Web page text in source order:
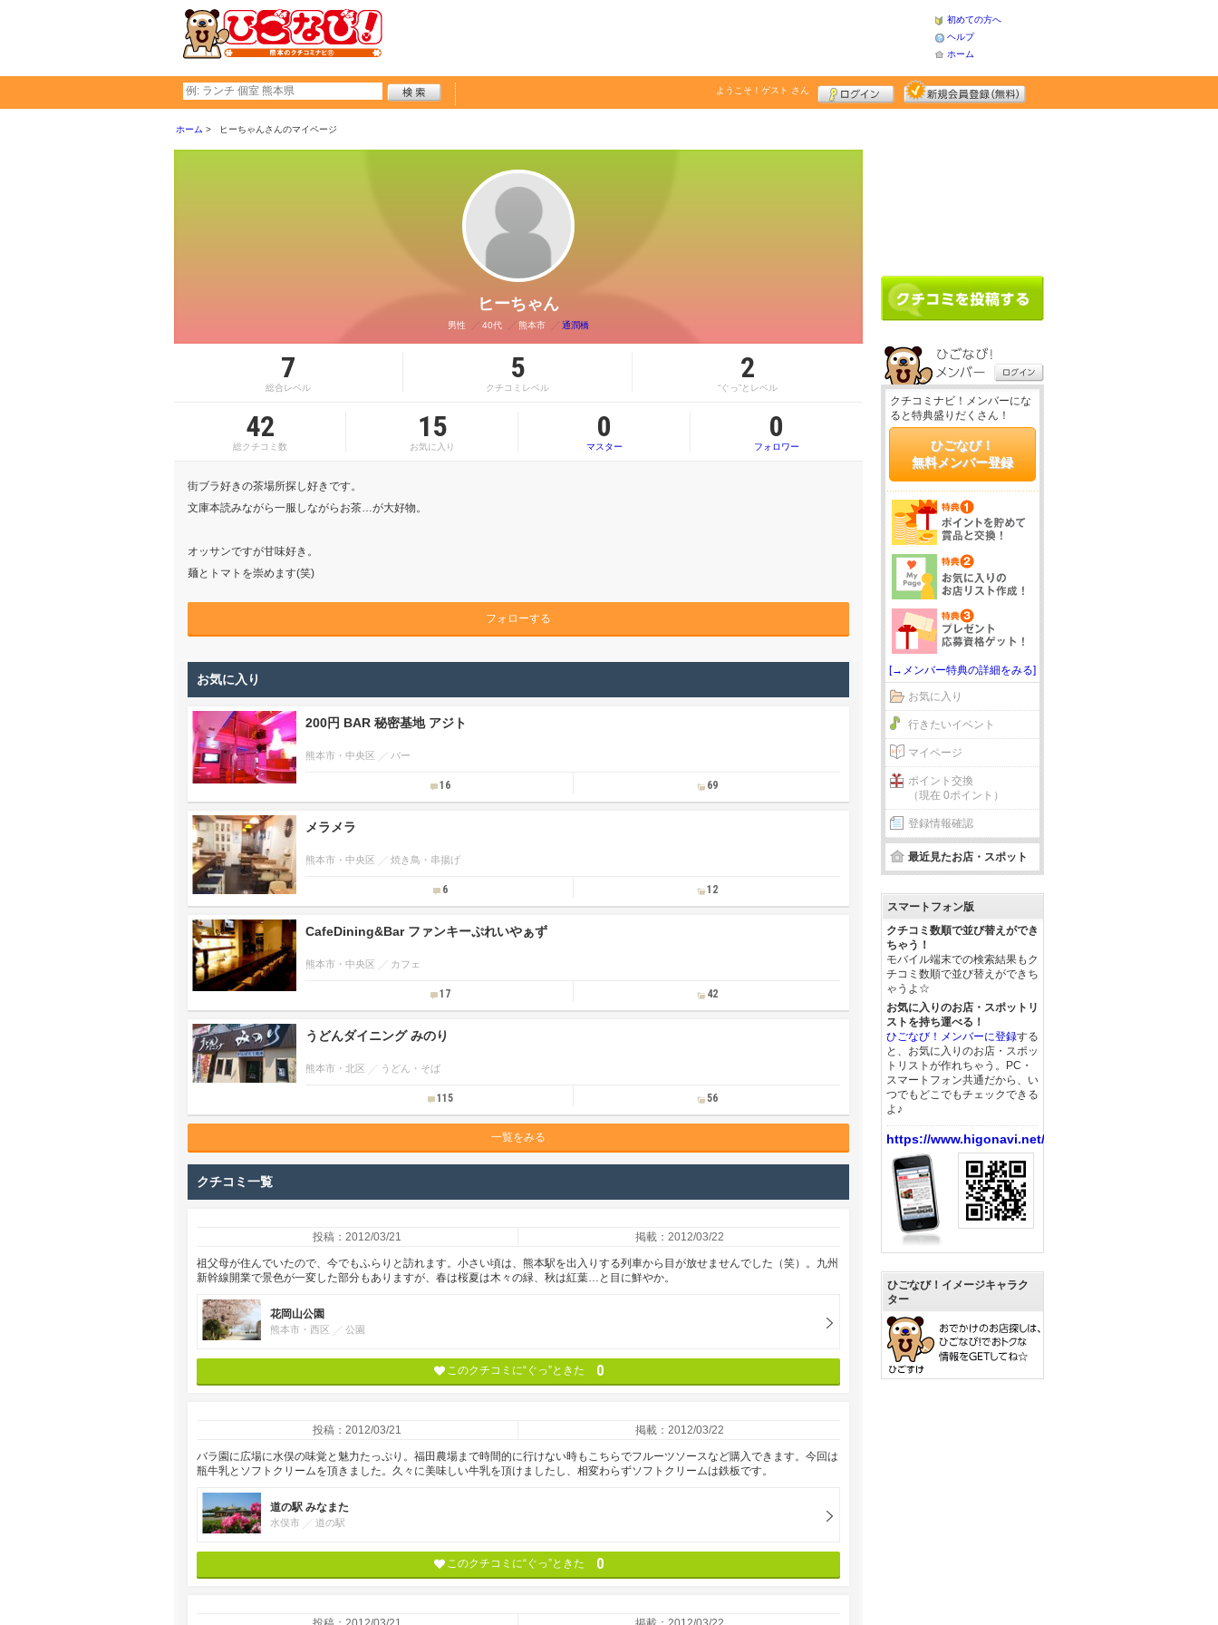
初めての方へ
ヘルプ
ホーム
ようこそ！ ゲスト さん
ホーム ヒーちゃんさんのマイページ
ヒーちゃん
男性 40代 熊本市 通潤橋
7
総合レベル
5
クチコミレベル
2
“ぐっ”とレベル
42
総クチコミ数
15
お気に入り
0
マスター
0
フォロワー
街ブラ好きの茶場所探し好きです。
文庫本読みながら一服しながらお茶…が大好物。
オッサンですが甘味好き。
麺とトマトを崇めます(笑)
フォローする
お気に入り
200円 BAR 秘密基地 アジト
熊本市・中央区 バー
16 69
メラメラ
熊本市・中央区 焼き鳥・串揚げ
6 12
CafeDining&Bar ファンキーぷれいやぁず
熊本市・中央区 カフェ
17 42
うどんダイニング みのり
熊本市・北区 うどん・そば
115 56
一覧をみる
クチコミ一覧
投稿：2012/03/21 掲載：2012/03/22
祖父母が住んでいたので、今でもふらりと訪れます。小さい頃は、熊本駅を出入りする列車から目が放せませんでした（笑）。九州
新幹線開業で景色が一変した部分もありますが、春は桜夏は木々の緑、秋は紅葉…と目に鮮やか。
花岡山公園
熊本市・西区 公園
このクチコミに“ぐっ”ときた 0
投稿：2012/03/21 掲載：2012/03/22
バラ園に広場に水俣の味覚と魅力たっぷり。福田農場まで時間的に行けない時もこちらでフルーツソースなど購入できます。今回は
瓶牛乳とソフトクリームを頂きました。久々に美味しい牛乳を頂けましたし、相変わらずソフトクリームは鉄板です。
道の駅 みなまた
水俣市 道の駅
このクチコミに“ぐっ”ときた 0
クチコミナビ！メンバーにな
ると特典盛りだくさん！
ひごなび！
無料メンバー登録
[→メンバー特典の詳細をみる]
お気に入り
行きたいイベント
マイページ
ポイント交換
（現在 0ポイント）
登録情報確認
最近見たお店・スポット
スマートフォン版
クチコミ数順で並び替えができ
ちゃう！
モバイル端末での検索結果もク
チコミ数順で並び替えができち
ゃうよ☆
お気に入りのお店・スポットリ
ストを持ち運べる！
ひごなび！メンバーに登録する
と、お気に入りのお店・スポッ
トリストが作れちゃう。PC・
スマートフォン共通だから、い
つでもどこでもチェックできる
よ♪
https://www.higonavi.net/
ひごなび！イメージキャラク
ター